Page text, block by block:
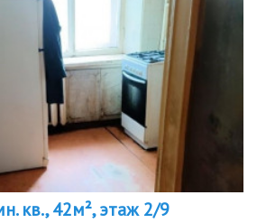
кв., 42м², этаж 2/9